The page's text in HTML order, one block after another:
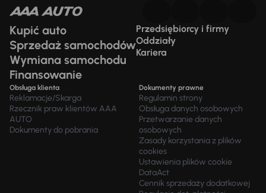
Kupić auto
Sprzedaż samochodów
Wymiana samochodu
Finansowanie
Przedsiębiorcy i firmy
Oddziały
Kariera
Obsługa klienta
Reklamacje/Skarga
Rzecznik praw klientów AAA
AUTO
Dokumenty do pobrania
Dokumenty prawne
Regulamin strony
Obsługa danych osobowych
Przetwarzanie danych
osobowych
Zasady korzystania z plików
cookies
Ustawienia plików cookie
DataAct
Cennik sprzedaży dodatkowej